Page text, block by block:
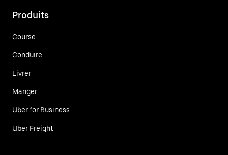
Produits
Course
Conduire
Livrer
Manger
Uber for Business
Uber Freight